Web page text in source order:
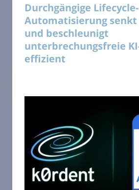
Durchgängige Lifecycle-
Automatisierung
und beschleunigt
unterbrechungsfreie
effizient